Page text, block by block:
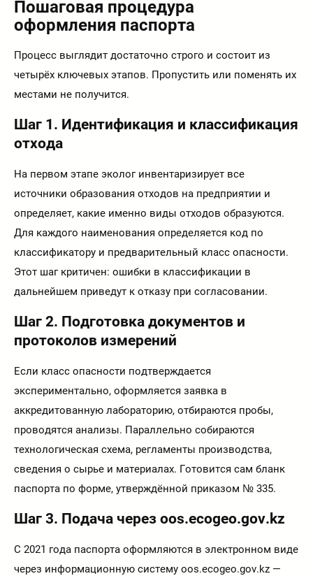
Пошаговая процедура
оформления паспорта
Процесс выглядит достаточно строго и состоит из
четырёх ключевых этапов. Пропустить или поменять их
местами не получится.
Шаг 1. Идентификация и классификация
отхода
На первом этапе эколог инвентаризирует все
источники образования отходов на предприятии и
определяет, какие именно виды отходов образуются.
Для каждого наименования определяется код по
классификатору и предварительный класс опасности.
Этот шаг критичен: ошибки в классификации в
дальнейшем приведут к отказу при согласовании.
Шаг 2. Подготовка документов и
протоколов измерений
Если класс опасности подтверждается
экспериментально, оформляется заявка в
аккредитованную лабораторию, отбираются пробы,
проводятся анализы. Параллельно собираются
технологическая схема, регламенты производства,
сведения о сырье и материалах. Готовится сам бланк
паспорта по форме, утверждённой приказом № 335.
Шаг 3. Подача через oos.ecogeo.gov.kz
С 2021 года паспорта оформляются в электронном виде
через информационную систему oos.ecogeo.gov.kz —